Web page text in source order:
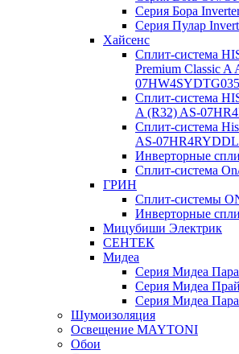
Серия Бора
Серия Пулар
Хайсенс
Сплит-система
Premium Classic A
07HW4SYDTG035
Сплит-система
A (R32) AS-
Сплит-система
AS-
Инверторные
Сплит-система
ГРИН
Сплит-системы
Инверторные
Мицубиши Электрик
СЕНТЕК
Мидеа
Серия Мидеа
Серия Мидеа
Серия Мидеа
Шумоизоляция
Освещение MAYTONI
Обои